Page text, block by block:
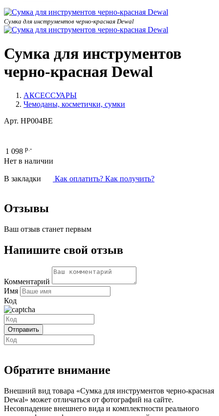
Сумка для инструментов черно-красная Dewal
Сумка для инструментов
черно-красная Dewal
АКСЕССУАРЫ
Чемоданы, косметички, сумки
Арт. HP004BE
1 098 р.-
Нет в наличии
В закладки Как оплатить? Как получить?
Отзывы
Ваш отзыв станет первым
Напишите свой отзыв
Комментарий
Имя
Код
Обратите внимание
Внешний вид товара «Сумка для инструментов черно-красная
Dewal» может отличаться от фотографий на сайте.
Несовпадение внешнего вида и комплектности реального